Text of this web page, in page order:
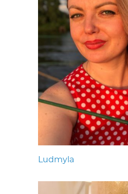
Ludmyla